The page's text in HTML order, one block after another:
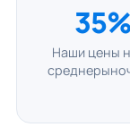
35%
Наши цены